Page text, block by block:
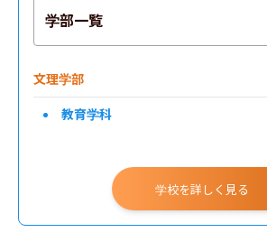
学部一覧
文理学部
教育学科
学校を詳しく見る